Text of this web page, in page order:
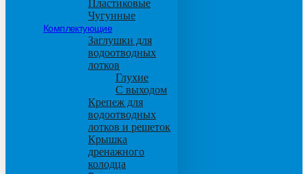
Пластиковые
Чугунные
Комплектующие
Заглушки для
водоотводных
лотков
Глухие
С выходом
Крепеж для
водоотводных
лотков и решеток
Крышка
дренажного
колодца